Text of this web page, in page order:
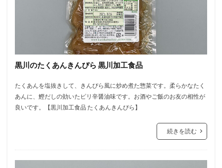
黒川のたくあんきんぴら 黒川加工食品
たくあんを塩抜きして、きんぴら風に炒め煮た惣菜です。柔らかなたく
あんに、鰹だしの効いたピリ辛醤油味です。お酒やご飯のお友の相性が
良いです。【黒川加工食品 たくあんきんぴら】
続きを読む